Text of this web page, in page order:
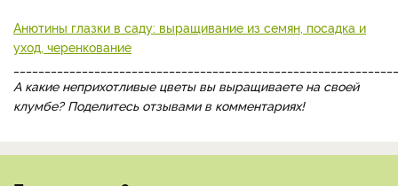
Анютины глазки в саду: выращивание из семян, посадка и
уход, черенкование
А какие неприхотливые цветы вы выращиваете на своей
клумбе? Поделитесь отзывами в комментариях!